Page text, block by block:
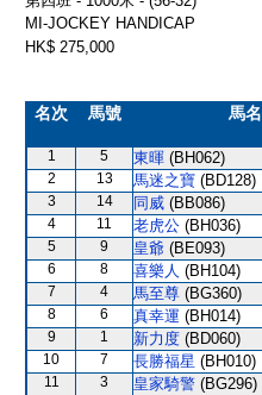
MI-JOCKEY HANDICAP
HK$ 275,000
名次 馬號 馬名
1 5 東暉 (BH062)
2 13 馬迷之寶 (BD128)
3 14 同威 (BB086)
4 11 老虎公 (BH036)
5 9 皇爺 (BE093)
6 8 喜樂人 (BH104)
7 4 馬至尊 (BG360)
8 6 真幸運 (BH014)
9 1 新力度 (BD060)
10 7 長勝福星 (BH010)
11 3 皇家騎警 (BG296)